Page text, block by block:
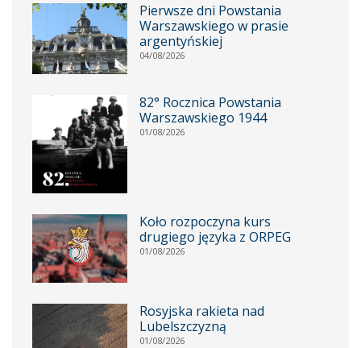
Pierwsze dni Powstania
Warszawskiego w prasie
argentyńskiej
04/08/2026
82° Rocznica Powstania
Warszawskiego 1944
01/08/2026
Koło rozpoczyna kurs
drugiego języka z ORPEG
01/08/2026
Rosyjska rakieta nad
Lubelszczyzną
01/08/2026